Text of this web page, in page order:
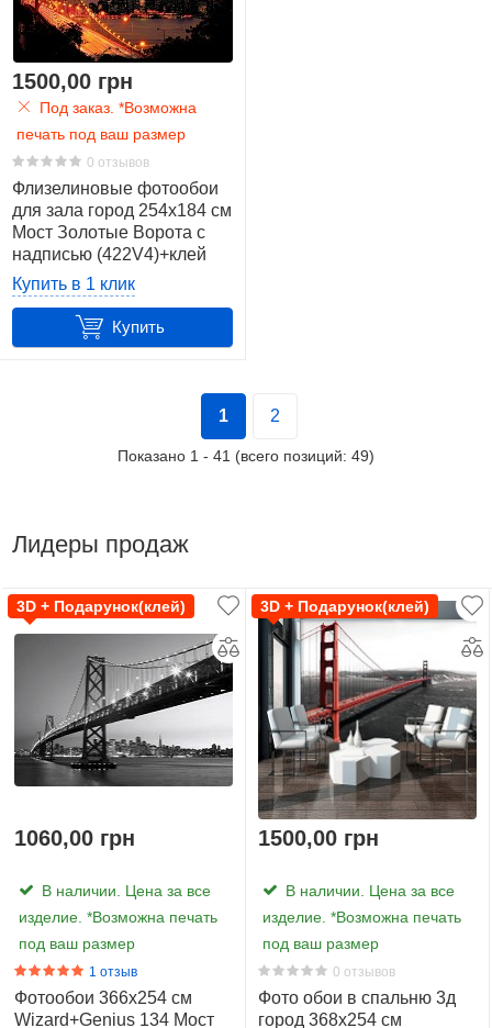
1500,00 грн
Под заказ. *Возможна
печать под ваш размер
0 отзывов
Флизелиновые фотообои
для зала город 254x184 см
Мост Золотые Ворота с
надписью (422V4)+клей
Купить в 1 клик
Купить
1 2
Показано 1 - 41 (всего позиций: 49)
Лидеры продаж
3D + Подарунок(клей)
1060,00 грн
В наличии. Цена за все
изделие. *Возможна печать
под ваш размер
1 отзыв
Фотообои 366х254 см
Wizard+Genius 134 Мост
3D + Подарунок(клей)
1500,00 грн
В наличии. Цена за все
изделие. *Возможна печать
под ваш размер
0 отзывов
Фото обои в спальню 3д
город 368х254 см